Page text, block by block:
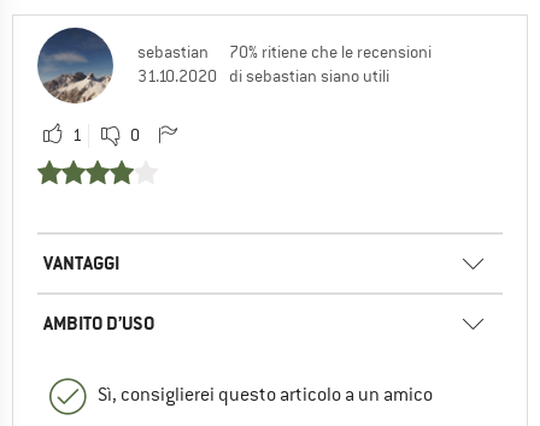
sebastian
31.10.2020
70% ritiene che le recensioni
di sebastian siano utili
1 0
VANTAGGI
AMBITO D’USO
Sì, consiglierei questo articolo a un amico